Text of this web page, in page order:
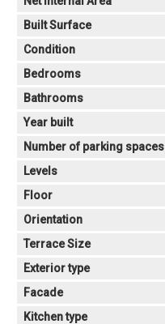
Built Surface
Condition
Bedrooms
Bathrooms
Year built
Number of parking spaces
Levels
Floor
Orientation
Terrace Size
Exterior type
Facade
Kitchen type